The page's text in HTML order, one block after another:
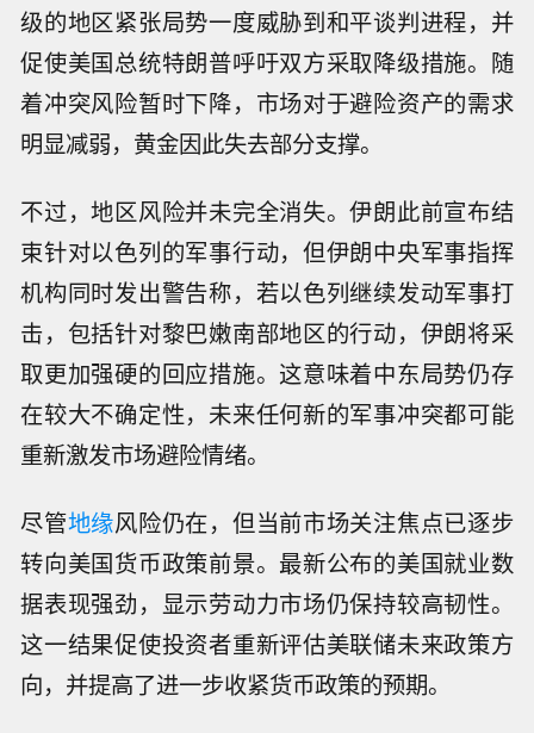
级的地区紧张局势一度威胁到和平谈判进程，并
促使美国总统特朗普呼吁双方采取降级措施。随
着冲突风险暂时下降，市场对于避险资产的需求
明显减弱，黄金因此失去部分支撑。
不过，地区风险并未完全消失。伊朗此前宣布结
束针对以色列的军事行动，但伊朗中央军事指挥
机构同时发出警告称，若以色列继续发动军事打
击，包括针对黎巴嫩南部地区的行动，伊朗将采
取更加强硬的回应措施。这意味着中东局势仍存
在较大不确定性，未来任何新的军事冲突都可能
重新激发市场避险情绪。
尽管地缘风险仍在，但当前市场关注焦点已逐步
转向美国货币政策前景。最新公布的美国就业数
据表现强劲，显示劳动力市场仍保持较高韧性。
这一结果促使投资者重新评估美联储未来政策方
向，并提高了进一步收紧货币政策的预期。